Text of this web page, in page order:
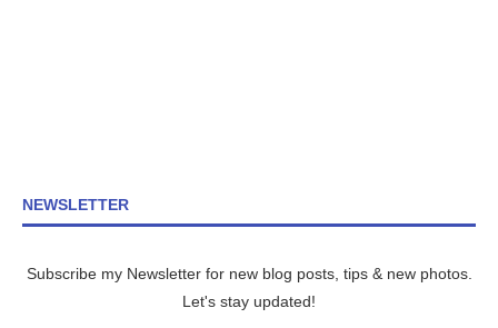
NEWSLETTER
Subscribe my Newsletter for new blog posts, tips & new photos.
Let's stay updated!